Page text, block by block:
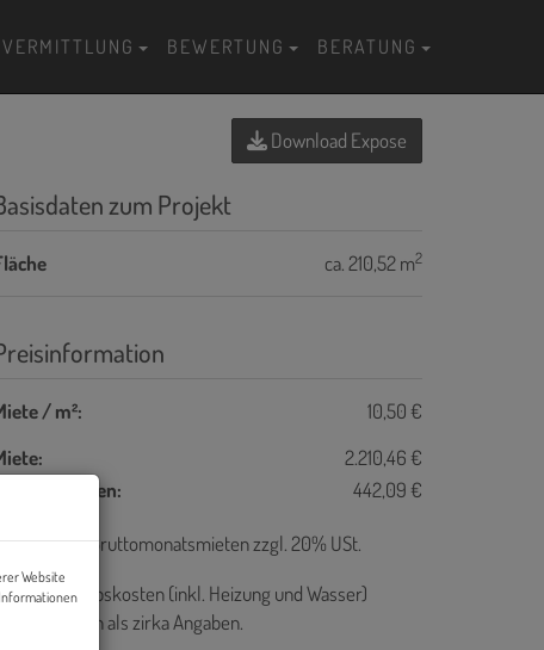
VERMITTLUNG BEWERTUNG BERATUNG
Download Expose
zum Projekt
ca. 210,52 m2
/ m²:
10,50 €
2.210,46 €
Betriebskosten:
442,09 €
3 Bruttomonatsmieten zzgl. 20% USt.
ab-Betriebskosten (inkl. Heizung und Wasser)
verstehen sich als zirka Angaben.
Website